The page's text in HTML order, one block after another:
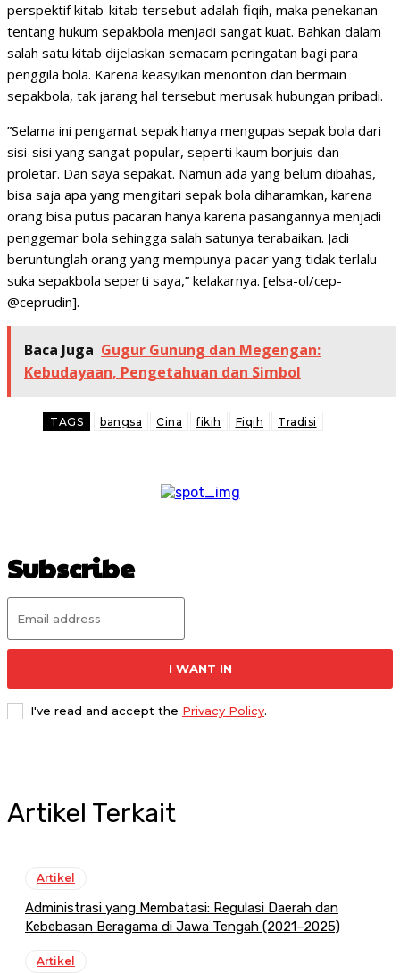
perspektif kitab-kitab tersebut adalah fiqih, maka penekanan
tentang hukum sepakbola menjadi sangat kuat. Bahkan dalam
salah satu kitab dijelaskan semacam peringatan bagi para
penggila bola. Karena keasyikan menonton dan bermain
sepakbola, tak jarang hal tersebut merusak hubungan pribadi.
”Selama ini pengamat sepak hanya mengupas sepak bola dari
sisi-sisi yang sangat popular, seperti kaum borjuis dan
proletar. Dan saya sepakat. Namun ada yang belum dibahas,
bisa saja apa yang mengitari sepak bola diharamkan, karena
orang bisa putus pacaran hanya karena pasangannya menjadi
penggemar bola sehingga salah satunya terabaikan. Jadi
beruntunglah orang yang mempunya pacar yang tidak terlalu
suka sepakbola seperti saya,” kelakarnya. [elsa-ol/cep-
@ceprudin].
Baca Juga Gugur Gunung dan Megengan:
Kebudayaan, Pengetahuan dan Simbol
TAGS bangsa Cina fikih Fiqih Tradisi
Subscribe
I WANT IN
I've read and accept the Privacy Policy.
Artikel Terkait
Artikel
Administrasi yang Membatasi: Regulasi Daerah dan
Kebebasan Beragama di Jawa Tengah (2021–2025)
Artikel